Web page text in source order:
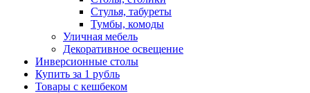
Стулья, табуреты
Тумбы, комоды
Уличная мебель
Декоративное освещение
Инверсионные столы
Купить за 1 рубль
Товары с кешбеком